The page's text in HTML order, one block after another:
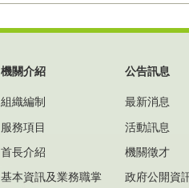
機關介紹
組織編制
服務項目
首長介紹
基本資訊及業務職掌
公告訊息
最新消息
活動訊息
機關徵才
政府公開資